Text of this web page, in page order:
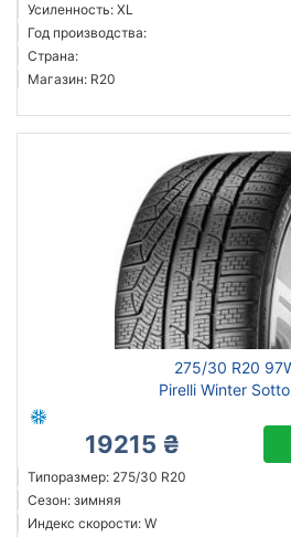
Усиленность: XL
Год производства:
Страна:
Магазин: R20
275/30 R20
Pirelli Winter
19215 ₴
Типоразмер: 275/30 R20
Сезон: зимняя
Индекс скорости: W